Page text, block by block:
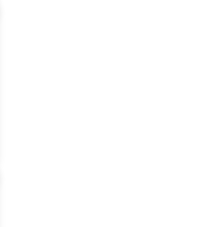
ekle
ekle